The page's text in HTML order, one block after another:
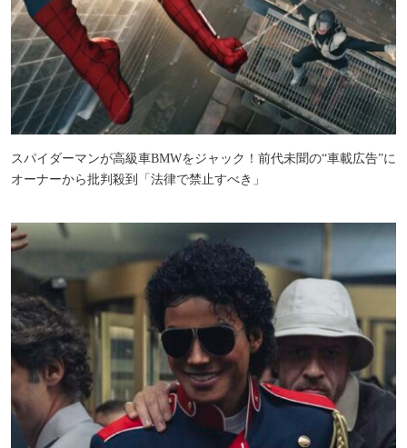
スパイダーマンが高級車BMWをジャック！前代未聞の“車載広告”に
オーナーから批判殺到「法律で禁止すべき」